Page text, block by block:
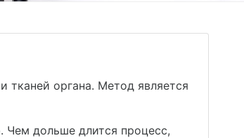
тканей органа. Метод является
Чем дольше длится процесс,